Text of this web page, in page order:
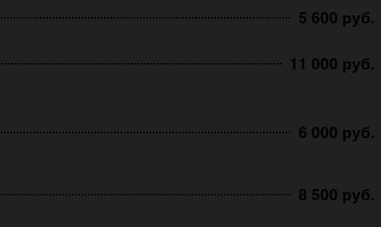
5 600 руб.
11 000 руб.
6 000 руб.
8 500 руб.